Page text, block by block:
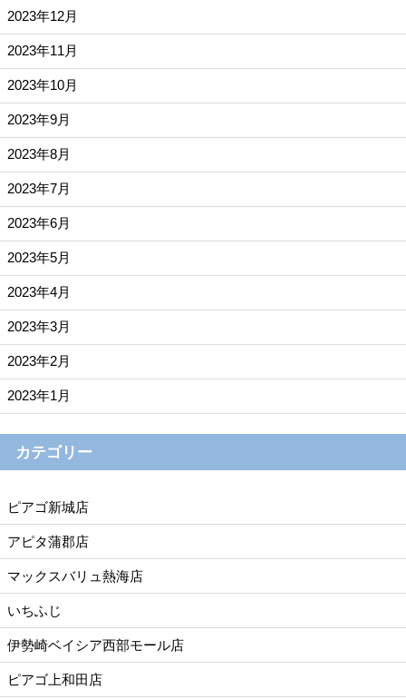
2023年12月
2023年11月
2023年10月
2023年9月
2023年8月
2023年7月
2023年6月
2023年5月
2023年4月
2023年3月
2023年2月
2023年1月
カテゴリー
ピアゴ新城店
アピタ蒲郡店
マックスバリュ熱海店
いちふじ
伊勢崎ベイシア西部モール店
ピアゴ上和田店